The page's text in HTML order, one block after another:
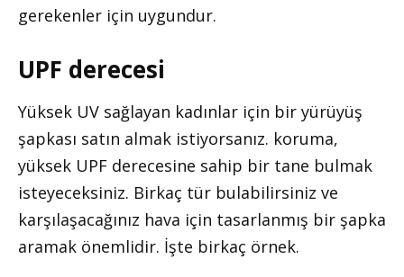
gerekenler için uygundur.
UPF derecesi
Yüksek UV sağlayan kadınlar için bir yürüyüş
şapkası satın almak istiyorsanız. koruma,
yüksek UPF derecesine sahip bir tane bulmak
isteyeceksiniz. Birkaç tür bulabilirsiniz ve
karşılaşacağınız hava için tasarlanmış bir şapka
aramak önemlidir. İşte birkaç örnek.